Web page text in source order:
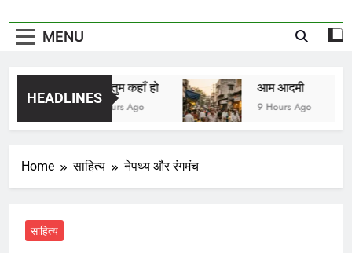
MENU
HEADLINES
मीरा तुम कहाँ हो
7 Hours Ago
आम आदमी
9 Hours Ago
Home साहित्य नेपथ्य और रंगमंच
साहित्य